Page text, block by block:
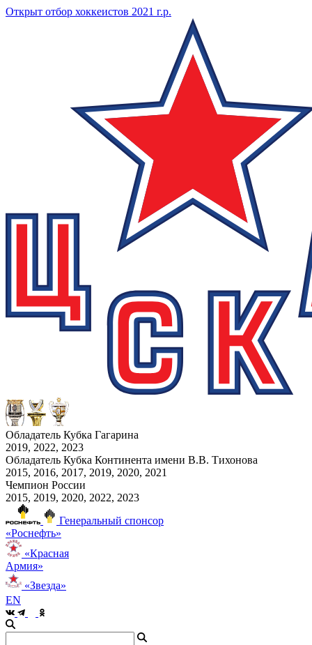
Открыт отбор хоккеистов 2021 г.р.
Обладатель Кубка Гагарина
2019, 2022, 2023
Обладатель Кубка Континента имени В.В. Тихонова
2015, 2016, 2017, 2019, 2020, 2021
Чемпион России
2015, 2019, 2020, 2022, 2023
Генеральный спонсор
«Роснефть»
«Красная
Армия»
«Звезда»
EN